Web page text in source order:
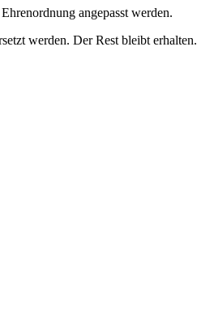
angepasst werden.
werden. Der Rest bleibt erhalten.